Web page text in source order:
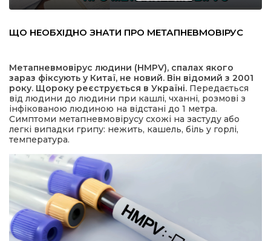
редактора
Відповідаємо
ЩО НЕОБХІДНО ЗНАТИ ПРО МЕТАПНЕВМОВІРУС
Метапневмовірус людини (HMPV), спалах якого
зараз фіксують у Китаї, не новий. Він відомий з 2001
року. Щороку реєструється в Україні. Передається
від людини до людини при кашлі, чханні, розмові з
інфікованою людиною на відстані до 1 метра.
Симптоми метапневмовірусу схожі на застуду або
легкі випадки грипу: нежить, кашель, біль у горлі,
температура.